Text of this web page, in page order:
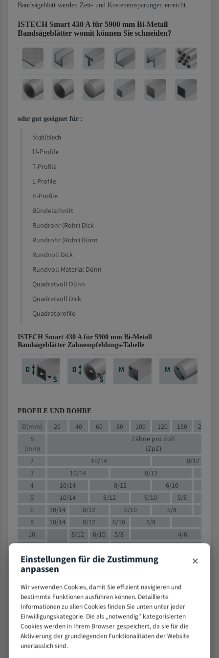
Bandsägeblatt werden Zeit- und Kosteneinsparungen erreicht.
ISTECH Smart 430 A für 5900 mm Bi-Metall
Bandsägeblätter womit können Sie schneiden?
sehr gut geeignet für :
Stahlblech
U-Profile
T-Profile
L-Profile
H-Profile
Bündelschnitt
Rundrohr (Rohr) Dick
Rundrohr (Rohr) Dünn
Rundvoll Dick
Rundvoll Material Dünn
Quadratvoll Dünn
Quadratvoll Dick
Quadratprofile
ISTECH Smart 430 A für 5900 mm Bi-Metall
Bandsägeblätter Zahnempfehlungs-Tabelle
PROFILE UND ROHRE
D(mm) 20 40 60 80 100 120 150 200
S
(mm)
Zähne pro Zoll
(ZpZ)
2
10/14
8/12
3
10/14 8/12
4
10/14 8/12 6/10
5
10/14 8/12 6/10
5/8
6
10/14 8/12 6/10
5/8
8
10/14 8/12 6/10 5/8
10
8/12 6/10 5/8
4/6
15
8/12 6/10
4/5
20
30
4/5
50
80
> 100
VOLLMATERIAL
Einstellungen für die Zustimmung
anpassen ×
Wir verwenden Cookies, damit Sie effizient navigieren und
bestimmte Funktionen ausführen können. Detaillierte
Informationen zu allen Cookies finden Sie unten unter jeder
Einwilligungskategorie. Die als „notwendig" kategorisierten
Cookies werden in Ihrem Browser gespeichert, da sie für die
Aktivierung der grundlegenden Funktionalitäten der Website
unerlässlich sind.